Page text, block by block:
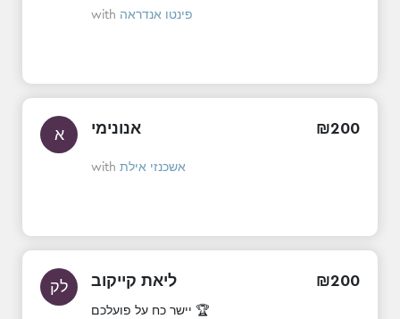
with פינטו אנדראה
א אנונימי ₪200
with אשכנזי אילת
לק ליאת קייקוב ₪200
יישר כח על פועלכם 🏆